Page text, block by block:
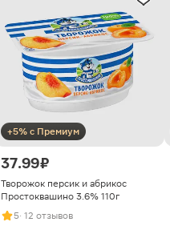
+5% с Премиум
37.99 ₽
Творожок персик и абрикос
Простоквашино 3.6% 110г
5· 12 отзывов